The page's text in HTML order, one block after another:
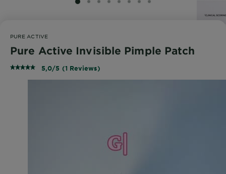
SLIDE 1SLIDE 2SLIDE 3SLIDE 4SLIDE 5SLIDE 6SLIDE 7SLIDE 8
PURE ACTIVE
Pure Active Invisible Pimple Patch
5,0/5 (1 Reviews)